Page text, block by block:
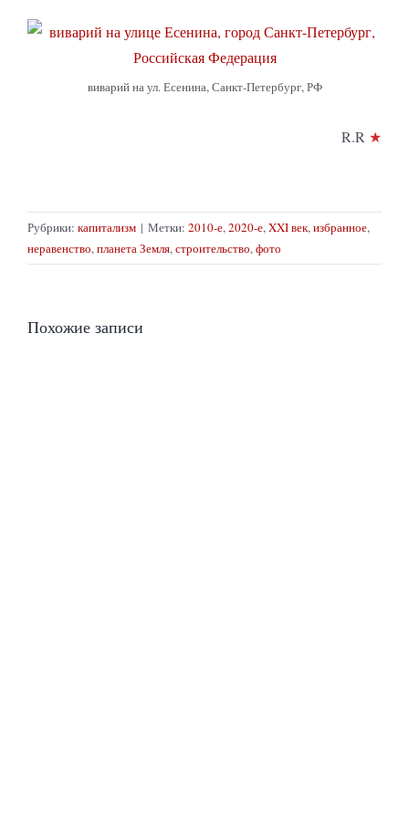
виварий на ул. Есенина, Санкт-Петербург, РФ
R.R ★
Рубрики: капитализм | Метки: 2010-е, 2020-е, XXI век, избранное,
неравенство, планета Земля, строительство, фото
Похожие записи